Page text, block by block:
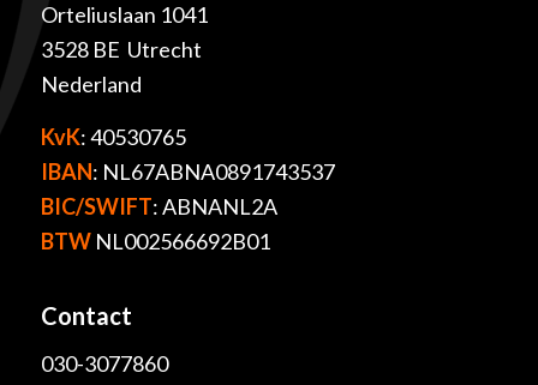
Orteliuslaan 1041
3528 BE Utrecht
Nederland
KvK: 40530765
IBAN: NL67ABNA0891743537
BIC/SWIFT: ABNANL2A
BTWNL002566692B01
Contact
030-3077860